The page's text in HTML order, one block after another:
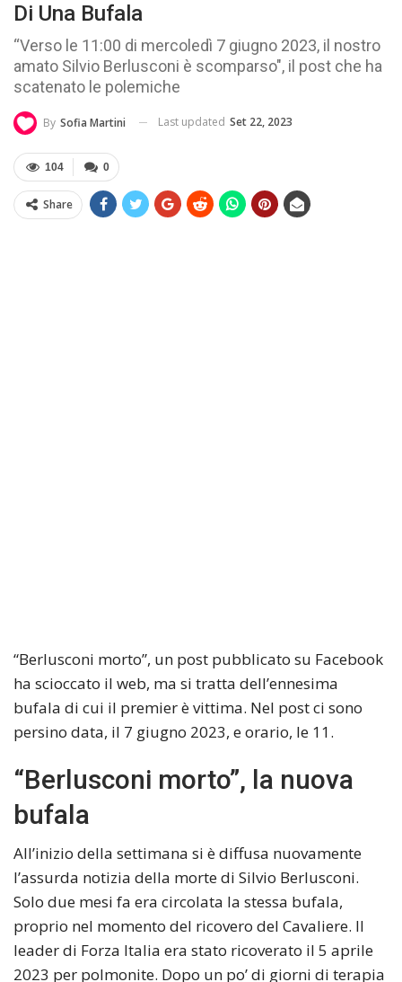
Di Una Bufala
“Verso le 11:00 di mercoledì 7 giugno 2023, il nostro
amato Silvio Berlusconi è scomparso", il post che ha
scatenato le polemiche
By Sofia Martini Last updated Set 22, 2023
0
104
Share
“Berlusconi morto”, un post pubblicato su Facebook
ha scioccato il web, ma si tratta dell’ennesima
bufala di cui il premier è vittima. Nel post ci sono
persino data, il 7 giugno 2023, e orario, le 11.
“Berlusconi morto”, la nuova
bufala
All’inizio della settimana si è diffusa nuovamente
l’assurda notizia della morte di Silvio Berlusconi.
Solo due mesi fa era circolata la stessa bufala,
proprio nel momento del ricovero del Cavaliere. Il
leader di Forza Italia era stato ricoverato il 5 aprile
2023 per polmonite. Dopo un po’ di giorni di terapia